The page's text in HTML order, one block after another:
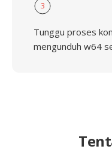
3
Tunggu proses
mengunduh w64